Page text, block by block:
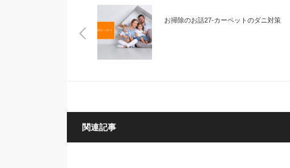
お掃除のお話27-カーペットのダニ対策
関連記事